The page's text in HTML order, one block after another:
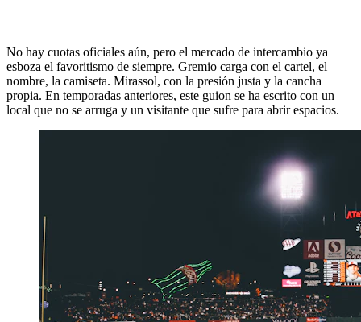
No hay cuotas oficiales aún, pero el mercado de intercambio ya
esboza el favoritismo de siempre. Gremio carga con el cartel, el
nombre, la camiseta. Mirassol, con la presión justa y la cancha
propia. En temporadas anteriores, este guion se ha escrito con un
local que no se arruga y un visitante que sufre para abrir espacios.